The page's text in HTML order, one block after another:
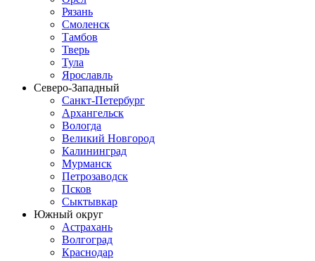
Рязань
Смоленск
Тамбов
Тверь
Тула
Ярославль
Северо-Западный
Санкт-Петербург
Архангельск
Вологда
Великий Новгород
Калининград
Мурманск
Петрозаводск
Псков
Сыктывкар
Южный округ
Астрахань
Волгоград
Краснодар